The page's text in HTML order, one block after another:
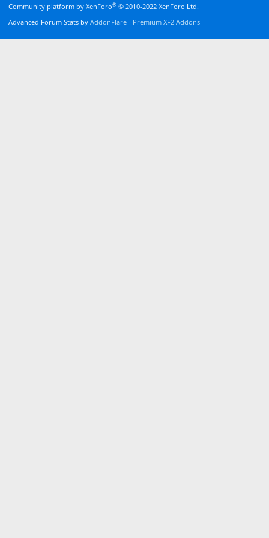
Community platform by XenForo® © 2010-2022 XenForo Ltd.
Advanced Forum Stats by AddonFlare - Premium XF2 Addons